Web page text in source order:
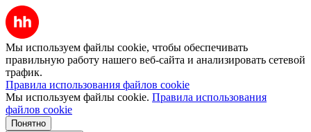
Мы используем файлы cookie, чтобы обеспечивать
правильную работу нашего веб-сайта и анализировать сетевой
трафик.
Правила использования файлов cookie
Мы используем файлы cookie. Правила использования
файлов cookie
Понятно